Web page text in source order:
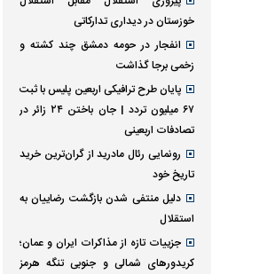
خوزستان در دیداری تدارکاتی
انفجار در حومه دمشق چند کشته و
زخمی برجا گذاشت
پایان طرح ترافیکی اربعین پلیس با ثبت
۶۷ میلیون تردد | جان باختن ۲۴ زائر در
تصادفات اربعینی
رونمایی رئال مادرید از گران‌ترین خرید
تاریخ خود
دلیل منتفی شدن بازگشت رضاییان به
استقلال
جزییات تازه از مذاکرات ایران و عمان؛
کریدورهای شمالی و جنوبی تنگه هرمز